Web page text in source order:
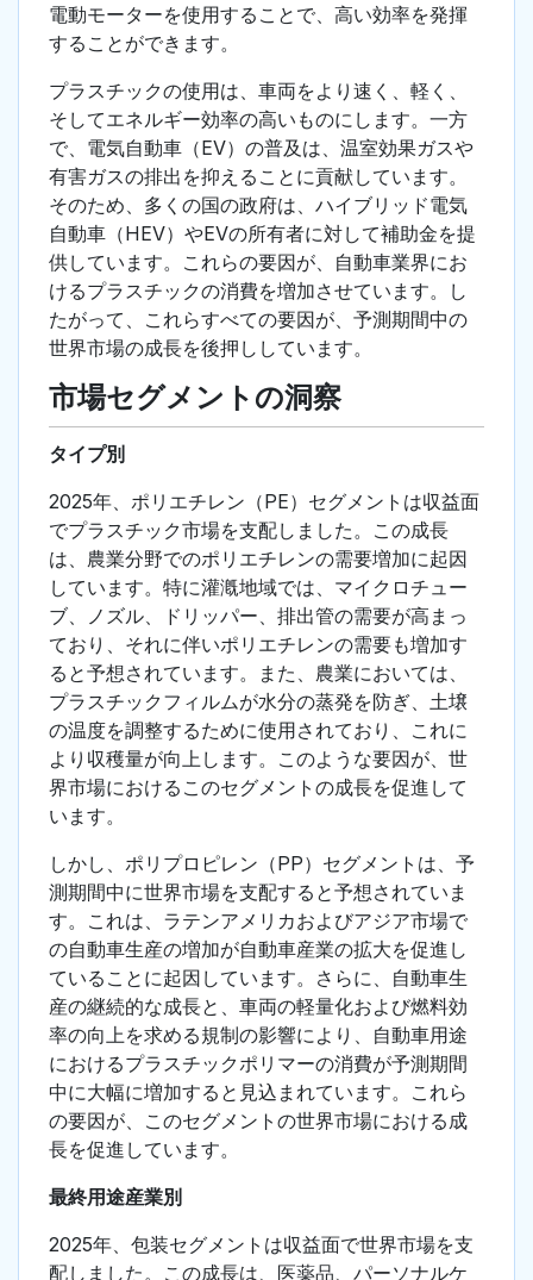
電動モーターを使用することで、高い効率を発揮
することができます。
プラスチックの使用は、車両をより速く、軽く、
そしてエネルギー効率の高いものにします。一方
で、電気自動車（EV）の普及は、温室効果ガスや
有害ガスの排出を抑えることに貢献しています。
そのため、多くの国の政府は、ハイブリッド電気
自動車（HEV）やEVの所有者に対して補助金を提
供しています。これらの要因が、自動車業界にお
けるプラスチックの消費を増加させています。し
たがって、これらすべての要因が、予測期間中の
世界市場の成長を後押ししています。
市場セグメントの洞察
タイプ別
2025年、ポリエチレン（PE）セグメントは収益面
でプラスチック市場を支配しました。この成長
は、農業分野でのポリエチレンの需要増加に起因
しています。特に灌漑地域では、マイクロチュー
ブ、ノズル、ドリッパー、排出管の需要が高まっ
ており、それに伴いポリエチレンの需要も増加す
ると予想されています。また、農業においては、
プラスチックフィルムが水分の蒸発を防ぎ、土壌
の温度を調整するために使用されており、これに
より収穫量が向上します。このような要因が、世
界市場におけるこのセグメントの成長を促進して
います。
しかし、ポリプロピレン（PP）セグメントは、予
測期間中に世界市場を支配すると予想されていま
す。これは、ラテンアメリカおよびアジア市場で
の自動車生産の増加が自動車産業の拡大を促進し
ていることに起因しています。さらに、自動車生
産の継続的な成長と、車両の軽量化および燃料効
率の向上を求める規制の影響により、自動車用途
におけるプラスチックポリマーの消費が予測期間
中に大幅に増加すると見込まれています。これら
の要因が、このセグメントの世界市場における成
長を促進しています。
最終用途産業別
2025年、包装セグメントは収益面で世界市場を支
配しました。この成長は、医薬品、パーソナルケ